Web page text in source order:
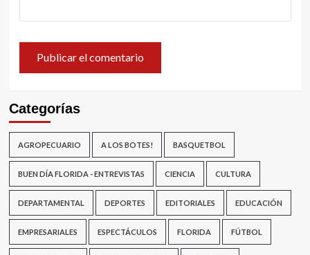
Categorías
AGROPECUARIO A LOS BOTES! BASQUETBOL
BUEN DÍA FLORIDA - ENTREVISTAS CIENCIA CULTURA
DEPARTAMENTAL DEPORTES EDITORIALES EDUCACIÓN
EMPRESARIALES ESPECTÁCULOS FLORIDA FÚTBOL